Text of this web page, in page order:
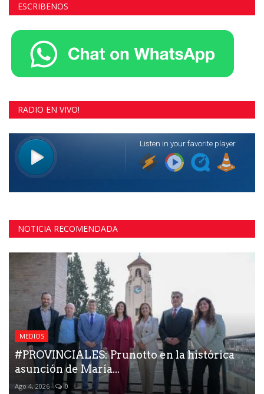
ESCRIBENOS
RADIO EN VIVO!
NOTICIA RECOMENDADA
MEDIOS
#PROVINCIALES: Prunotto en la histórica
asunción de María...
Ago 4, 2026 0